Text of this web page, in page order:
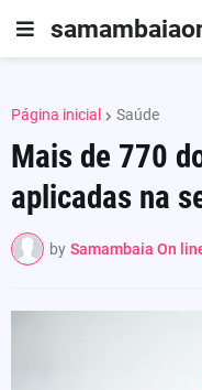
Página inicial Saúde
Mais de 770
aplicadas na
by Samambaia On